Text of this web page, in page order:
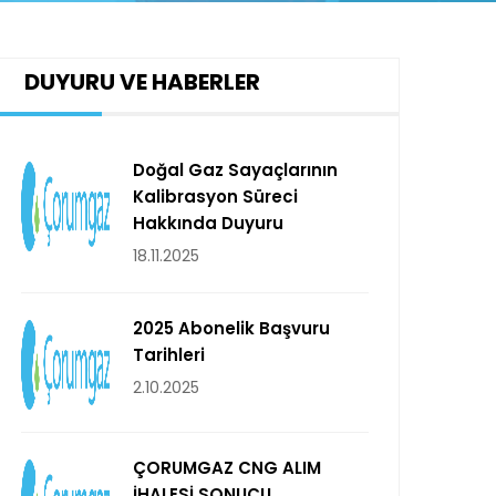
DUYURU VE HABERLER
Doğal Gaz Sayaçlarının
Kalibrasyon Süreci
Hakkında Duyuru
18.11.2025
2025 Abonelik Başvuru
Tarihleri
2.10.2025
ÇORUMGAZ CNG ALIM